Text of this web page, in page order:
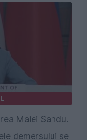
Maiei Sandu.
demersului se